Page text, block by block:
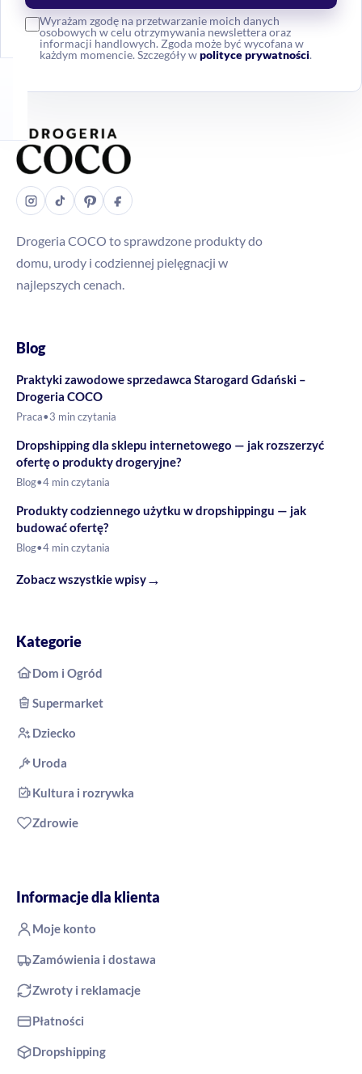
Wyrażam zgodę na przetwarzanie moich danych
osobowych w celu otrzymywania newslettera oraz
informacji handlowych. Zgoda może być wycofana w
każdym momencie. Szczegóły wpolityce prywatności.
Drogeria COCO to sprawdzone produkty do
domu, urody i codziennej pielęgnacji w
najlepszych cenach.
Blog
Praktyki zawodowe sprzedawca Starogard Gdański –
Drogeria COCO
Praca•3 min czytania
Dropshipping dla sklepu internetowego — jak rozszerzyć
ofertę o produkty drogeryjne?
Blog•4 min czytania
Produkty codziennego użytku w dropshippingu — jak
budować ofertę?
Blog•4 min czytania
Zobacz wszystkie wpisy→
Kategorie
Dom i Ogród
Supermarket
Dziecko
Uroda
Kultura i rozrywka
Zdrowie
Informacje dla klienta
Moje konto
Zamówienia i dostawa
Zwroty i reklamacje
Płatności
Dropshipping